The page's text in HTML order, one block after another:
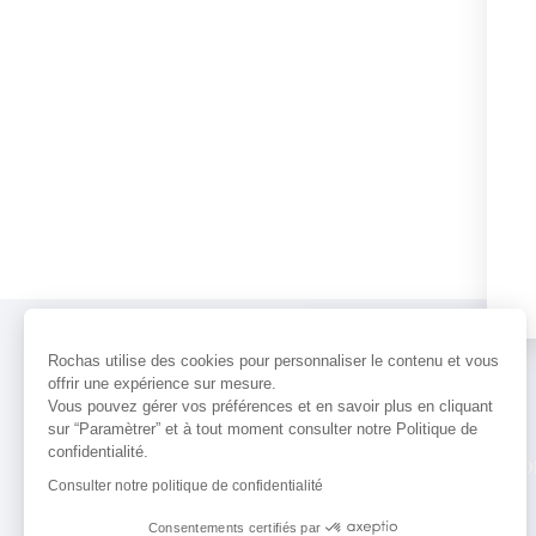
Rochas utilise des cookies pour personnaliser le contenu et vous
offrir une expérience sur mesure.
Vous pouvez gérer vos préférences et en savoir plus en cliquant
sur “Paramètrer” et à tout moment consulter notre Politique de
confidentialité.
Consulter notre politique de confidentialité
Consentements certifiés par